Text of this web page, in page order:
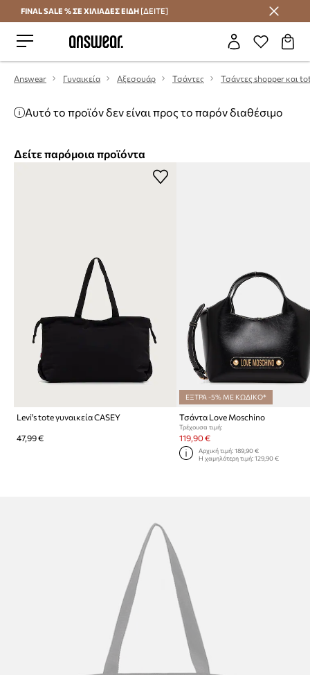
Εξοικονομήστε με το Answear Club
FINAL SALE % ΣΕ ΧΙΛΙΑΔΕΣ ΕΙΔΗ [ΔΕΙΤΕ]
Answear Γυναικεία Αξεσουάρ Τσάντες Τσάντες shopper και
Αυτό το προϊόν δεν είναι προς το παρόν διαθέσιμο
Δείτε παρόμοια προϊόντα
Levi's tote γυναικεία CASEY
47,99 €
ΕΞΤΡΑ -5% ΜΕ ΚΩΔΙΚΟ*
Τσάντα Love Moschino
Τρέχουσα τιμή:
119,90 €
Αρχική τιμή: 189,90 €
Η χαμηλότερη τιμή: 129,90 €